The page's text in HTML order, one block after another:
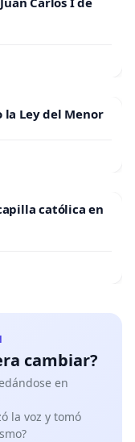
Ley del Menor
católica en
cambiar?
en
la voz y tomó